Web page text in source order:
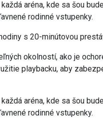
aréna, kde sa šou
rodinné vstupenky.
s 20-minútovou
okolností, ako je
playbacku, aby
aréna, kde sa šou
rodinné vstupenky.